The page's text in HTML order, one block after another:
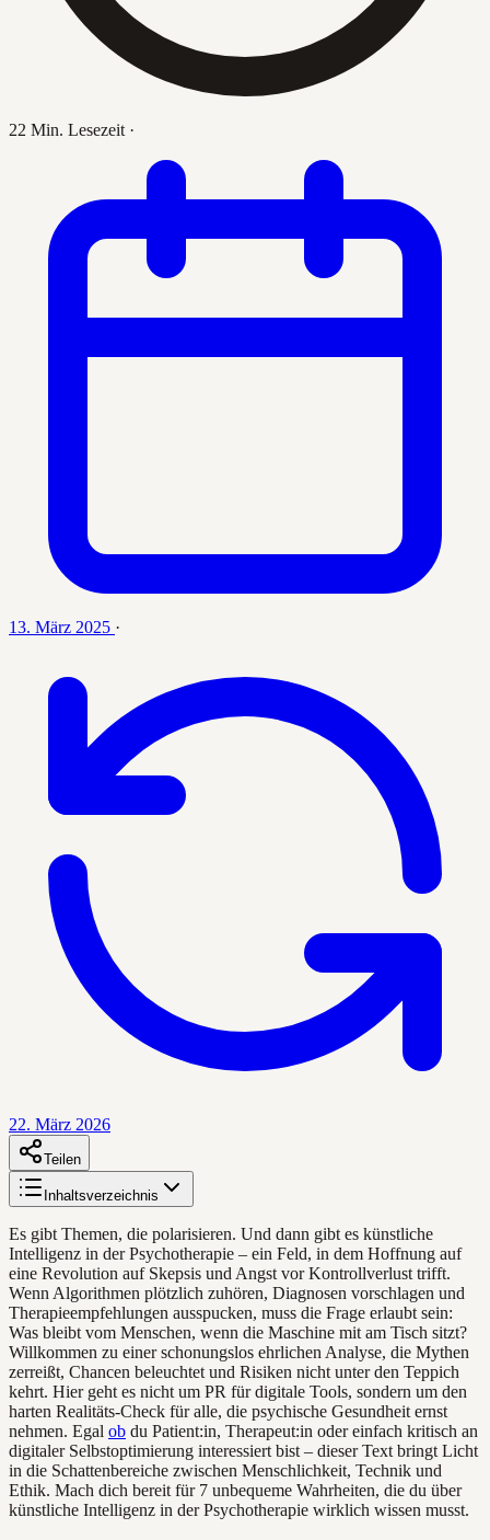
22 Min. Lesezeit ·
13. März 2025 ·
22. März 2026
Teilen
Inhaltsverzeichnis
Es gibt Themen, die polarisieren. Und dann gibt es künstliche
Intelligenz in der Psychotherapie – ein Feld, in dem Hoffnung auf
eine Revolution auf Skepsis und Angst vor Kontrollverlust trifft.
Wenn Algorithmen plötzlich zuhören, Diagnosen vorschlagen und
Therapieempfehlungen ausspucken, muss die Frage erlaubt sein:
Was bleibt vom Menschen, wenn die Maschine mit am Tisch sitzt?
Willkommen zu einer schonungslos ehrlichen Analyse, die Mythen
zerreißt, Chancen beleuchtet und Risiken nicht unter den Teppich
kehrt. Hier geht es nicht um PR für digitale Tools, sondern um den
harten Realitäts-Check für alle, die psychische Gesundheit ernst
nehmen. Egal ob du Patient:in, Therapeut:in oder einfach kritisch an
digitaler Selbstoptimierung interessiert bist – dieser Text bringt Licht
in die Schattenbereiche zwischen Menschlichkeit, Technik und
Ethik. Mach dich bereit für 7 unbequeme Wahrheiten, die du über
künstliche Intelligenz in der Psychotherapie wirklich wissen musst.